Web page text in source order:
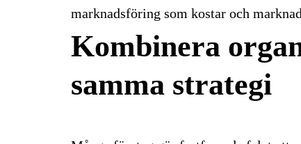
marknadsföring som kostar och
Kombinera
samma strategi